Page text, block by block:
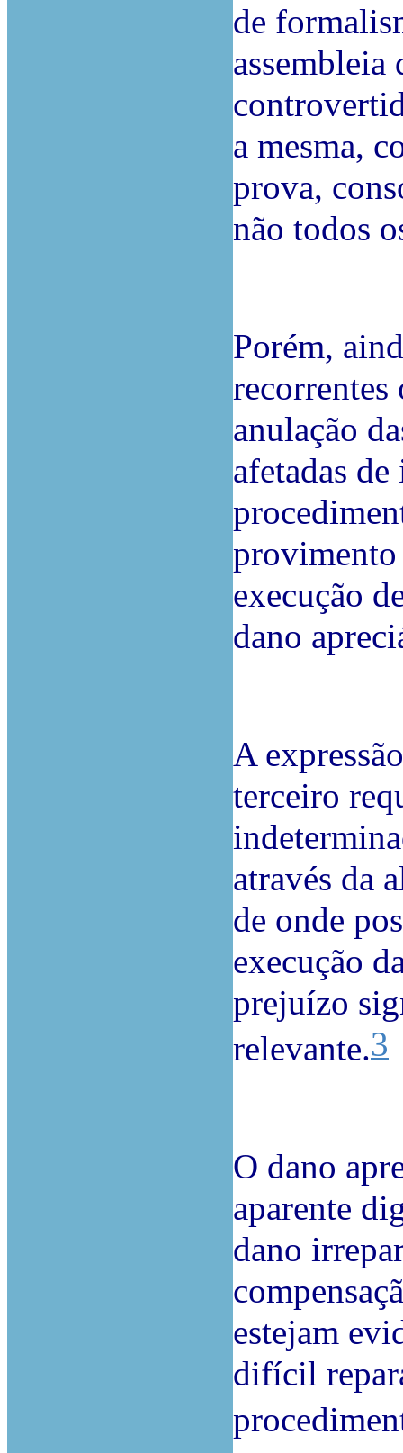
de
assembleia
a mesma,
prova,
não todos
Porém,
anulação
afetadas
provimento
execução
dano
A
terceiro
através da
de onde
execução
prejuízo
relevante.3
O dano
aparente
dano
estejam
difícil